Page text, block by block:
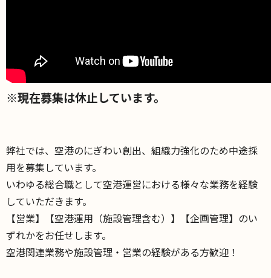
※現在募集は休止しています。
弊社では、空港のにぎわい創出、組織力強化のため中途採
用を募集しています。
いわゆる総合職として空港運営における様々な業務を経験
していただきます。
【営業】【空港運用（施設管理含む）】【企画管理】のい
ずれかをお任せします。
空港関連業務や施設管理・営業の経験がある方歓迎！